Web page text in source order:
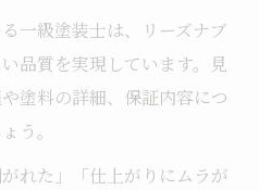
一級塗装士は、リーズナブ
品質を実現しています。見
塗料の詳細、保証内容につ
う。
れた」「仕上がりにムラが